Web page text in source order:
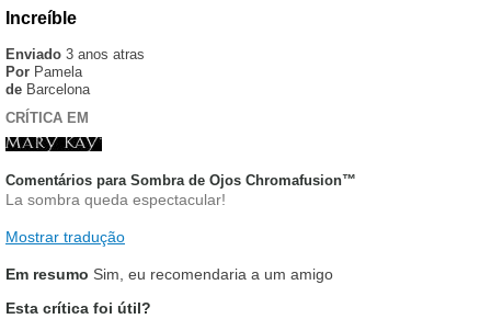
Increíble
Enviado 3 anos atras
Por Pamela
de Barcelona
CRÍTICA EM
Comentários para Sombra de Ojos Chromafusion™
La sombra queda espectacular!
Mostrar tradução
Em resumo Sim, eu recomendaria a um amigo
Esta crítica foi útil?